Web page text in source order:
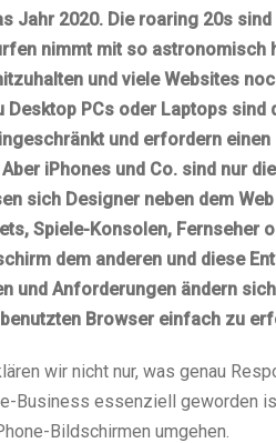
Jahr 2020. Die roaring 20s
nimmt mit so astronomisch
und viele Websites
Desktop PCs oder Laptops
und erfordern
iPhones und Co. sind nur
sich Designer neben dem
Spiele-Konsolen, Fernseher
dem anderen und diese
und Anforderungen ändern
Browser einfach zu
wir nicht nur, was genau
Business essenziell geworden
Bildschirmen umgehen.